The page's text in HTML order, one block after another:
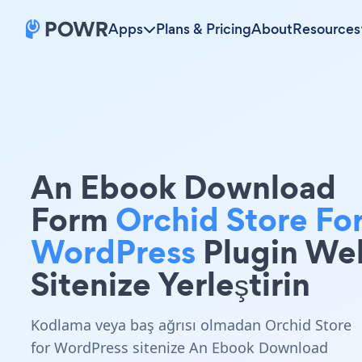
Apps Plans & PricingAboutResources
An Ebook Download
Form Orchid Store
WordPress Plugin
Sitenize Yerleştirin
Kodlama veya baş ağrısı olmadan Orchid Store
for WordPress sitenize An Ebook Download